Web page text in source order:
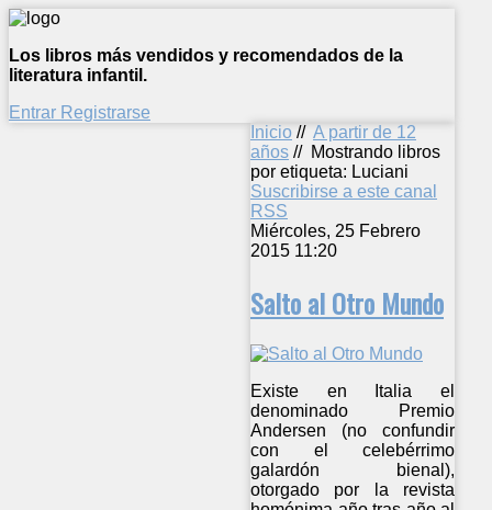
Los libros más vendidos y recomendados de la
literatura infantil.
Entrar Registrarse
Inicio // A partir de 12
años // Mostrando libros
por etiqueta: Luciani
Suscribirse a este canal
RSS
Miércoles, 25 Febrero
2015 11:20
Salto al Otro Mundo
Existe en Italia el
denominado Premio
Andersen (no confundir
con el celebérrimo
galardón bienal),
otorgado por la revista